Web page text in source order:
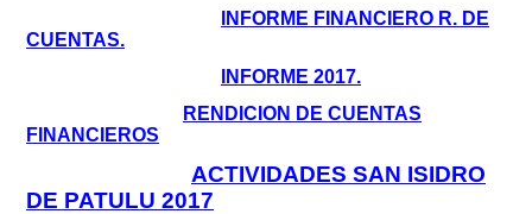
INFORME FINANCIERO R. DE
CUENTAS.
INFORME 2017.
RENDICION DE CUENTAS
FINANCIEROS
ACTIVIDADES SAN ISIDRO
DE PATULU 2017